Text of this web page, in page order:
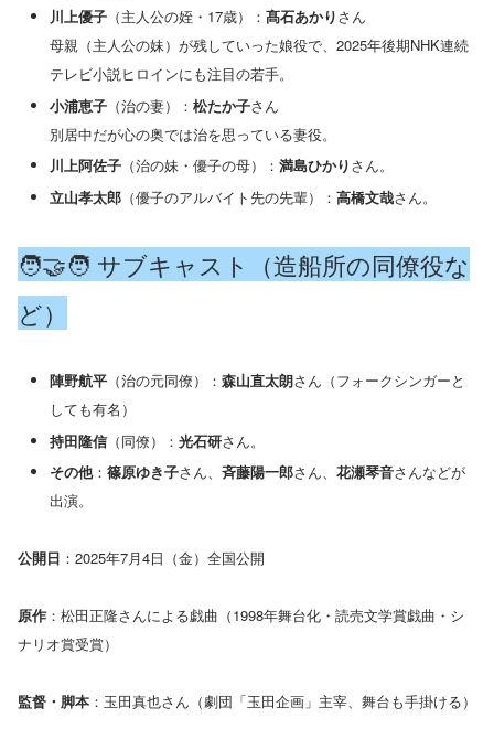
川上優子（主人公の姪・17歳）： 髙石あかりさん
母親（主人公の妹）が残していった娘役で、2025年後期NHK連続
テレビ小説ヒロインにも注目の若手。
小浦恵子（治の妻）： 松たか子さん
別居中だが心の奥では治を思っている妻役。
川上阿佐子（治の妹・優子の母）： 満島ひかりさん。
立山孝太郎（優子のアルバイト先の先輩）： 高橋文哉さん。
🧑‍🤝‍🧑 サブキャスト（造船所の同僚役な
ど）
陣野航平（治の元同僚）： 森山直太朗さん（フォークシンガーと
しても有名）
持田隆信（同僚）： 光石研さん。
その他： 篠原ゆき子さん、 斉藤陽一郎さん、 花瀬琴音さんなどが
出演。
公開日 ：2025年7月4日（金）全国公開
原作 ：松田正隆さんによる戯曲（1998年舞台化・読売文学賞戯曲・シ
ナリオ賞受賞）
監督・脚本 ：玉田真也さん（劇団「玉田企画」主宰、舞台も手掛ける）